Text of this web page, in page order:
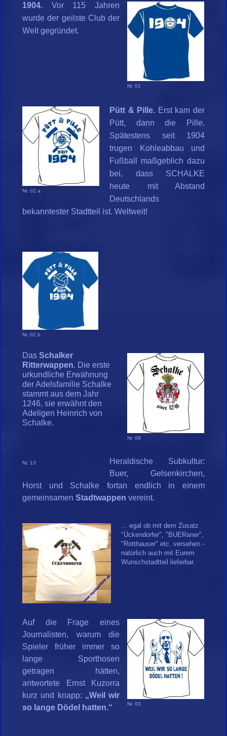
Nr. 01
1904. Vor 115 Jahren
wurde der geilste Club der
Welt gegründet.
Nr. 02 a
Pütt & Pille. Erst kam der
Pütt, dann die Pille.
Spätestens seit 1904
trugen Kohleabbau und
Fußball maßgeblich dazu
bei, dass SCHALKE
heute mit Abstand
Deutschlands
bekanntester Stadtteil ist. Weltweit!
Nr. 02 b
Nr. 08
Das Schalker
Ritterwappen. Die erste
urkundliche Erwähnung
der Adelsfamilie Schalke
stammt aus dem Jahr
1246, sie erwähnt den
Adeligen Heinrich von
Schalke.
Nr. 13
Heraldische Subkultur:
Buer, Gelsenkirchen,
Horst und Schalke fortan endlich in einem
gemeinsamen Stadtwappen vereint.
... egal ob mit dem Zusatz
"Ückendorfer", "BUERaner",
"Rotthauser" etc. versehen -
natürlich auch mit Eurem
Wunschstadtteil lieferbar.
Nr. 03
Auf die Frage eines
Journalisten, warum die
Spieler früher immer so
lange Sporthosen
getragen hätten,
antwortete Ernst Kuzorra
kurz und knapp: „Weil wir
so lange Dödel hatten.“